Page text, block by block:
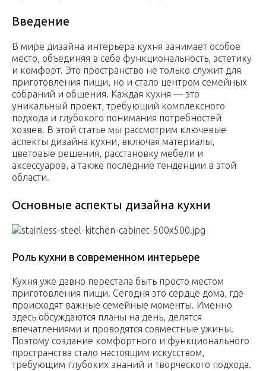
Введение
В мире дизайна интерьера кухня занимает особое
место, объединяя в себе функциональность, эстетику
и комфорт. Это пространство не только служит для
приготовления пищи, но и стало центром семейных
собраний и общения. Каждая кухня — это
уникальный проект, требующий комплексного
подхода и глубокого понимания потребностей
хозяев. В этой статье мы рассмотрим ключевые
аспекты дизайна кухни, включая материалы,
цветовые решения, расстановку мебели и
аксессуаров, а также последние тенденции в этой
области.
Основные аспекты дизайна кухни
Роль кухни в современном интерьере
Кухня уже давно перестала быть просто местом
приготовления пищи. Сегодня это сердце дома, где
происходят важные семейные моменты. Именно
здесь обсуждаются планы на день, делятся
впечатлениями и проводятся совместные ужины.
Поэтому создание комфортного и функционального
пространства стало настоящим искусством,
требующим глубоких знаний и творческого подхода.